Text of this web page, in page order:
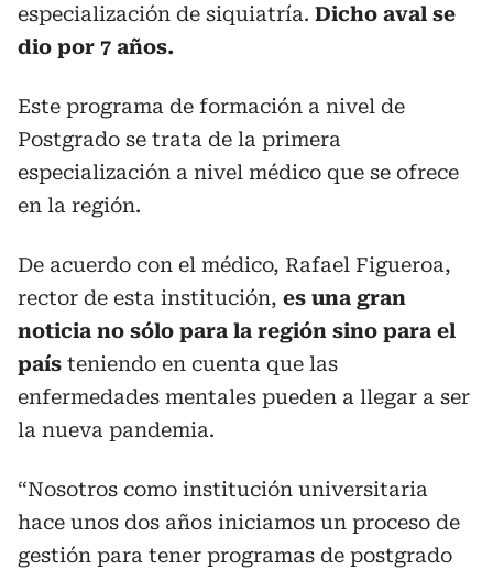
especialización de siquiatría. Dicho aval se
dio por 7 años.
Este programa de formación a nivel de
Postgrado se trata de la primera
especialización a nivel médico que se ofrece
en la región.
De acuerdo con el médico, Rafael Figueroa,
rector de esta institución, es una gran
noticia no sólo para la región sino para el
país teniendo en cuenta que las
enfermedades mentales pueden a llegar a ser
la nueva pandemia.
“Nosotros como institución universitaria
hace unos dos años iniciamos un proceso de
gestión para tener programas de postgrado